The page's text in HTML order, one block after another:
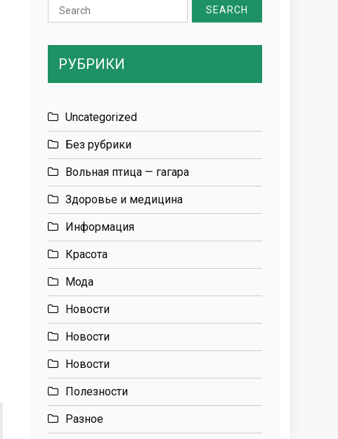
Search
for:
РУБРИКИ
Uncategorized
Без рубрики
Вольная птица — гагара
Здоровье и медицина
Информация
Красота
Мода
Новости
Новости
Новости
Полезности
Разное